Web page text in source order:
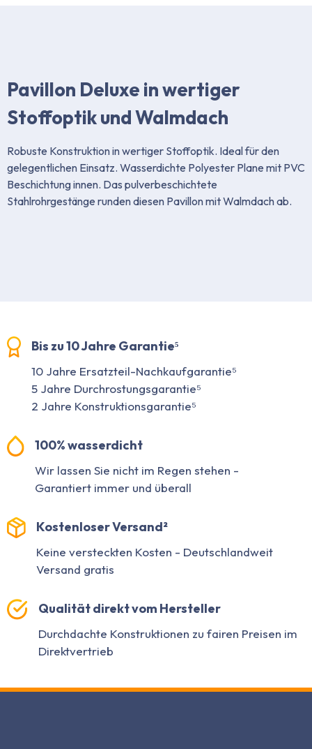
Pavillon Deluxe in wertiger
Stoffoptik und Walmdach
Robuste Konstruktion in wertiger Stoffoptik. Ideal für den
gelegentlichen Einsatz. Wasserdichte Polyester Plane mit PVC
Beschichtung innen. Das pulverbeschichtete
Stahlrohrgestänge runden diesen Pavillon mit Walmdach ab.
Bis zu 10 Jahre Garantie⁵
10 Jahre Ersatzteil-Nachkaufgarantie⁵
5 Jahre Durchrostungsgarantie⁵
2 Jahre Konstruktionsgarantie⁵
100% wasserdicht
Wir lassen Sie nicht im Regen stehen -
Garantiert immer und überall
Kostenloser Versand²
Keine versteckten Kosten - Deutschlandweit
Versand gratis
Qualität direkt vom Hersteller
Durchdachte Konstruktionen zu fairen Preisen im
Direktvertrieb